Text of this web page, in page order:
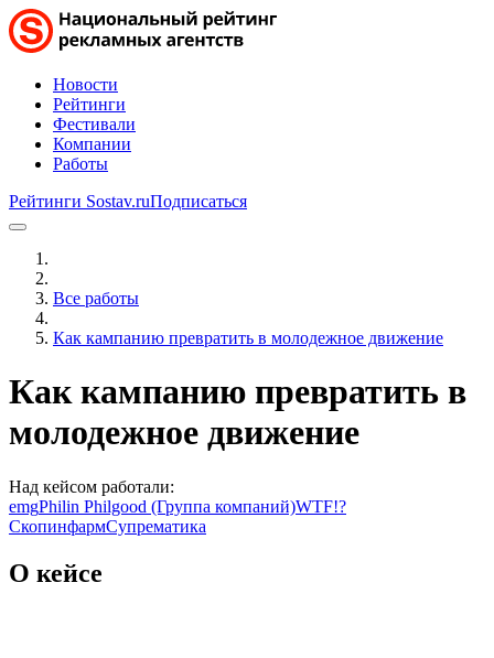
Новости
Рейтинги
Фестивали
Компании
Работы
Рейтинги Sostav.ruПодписаться
Все работы
Как кампанию превратить в молодежное движение
Как кампанию превратить в
молодежное движение
Над кейсом работали:
emgPhilin Philgood (Группа компаний)WTF!?
СкопинфармСупрематика
О кейсе